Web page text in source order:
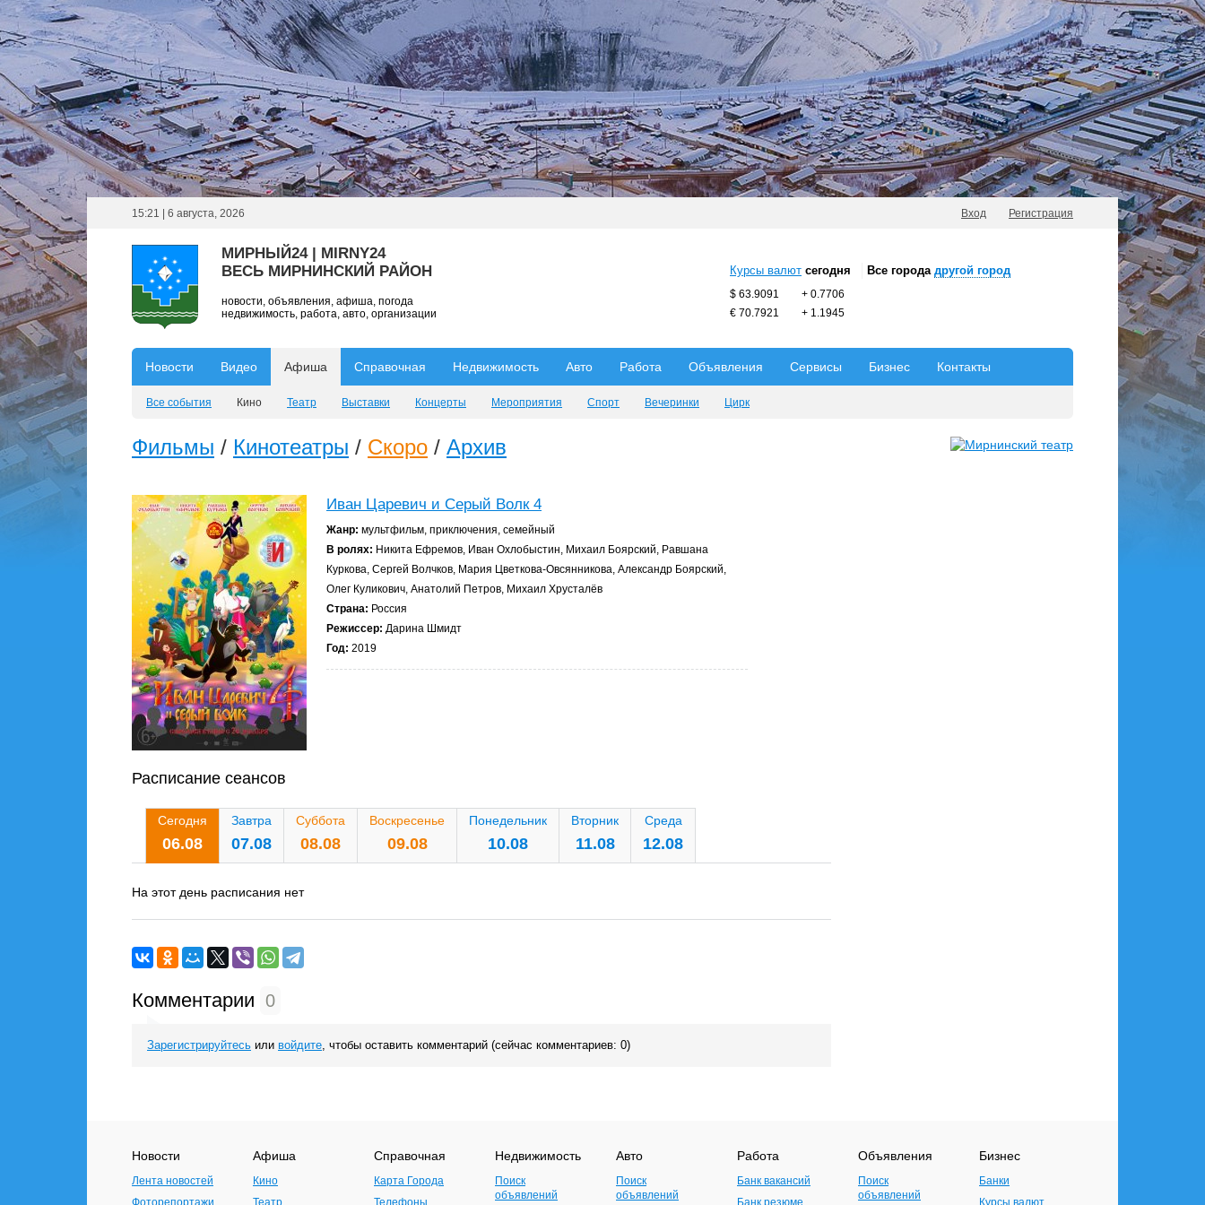
15:21 | 6 августа, 2026 Вход Регистрация
МИРНЫЙ24 | MIRNY24
ВЕСЬ МИРНИНСКИЙ РАЙОН
новости, объявления, афиша, погода
недвижимость, работа, авто, организации
Все города другой город
Курсы валют сегодня
$ 63.9091 + 0.7706
€ 70.7921
+ 1.1945
Новости Видео Афиша Справочная Недвижимость Авто Работа Объявления Сервисы Бизнес Контакты
Все события Кино Театр Выставки Концерты Мероприятия Спорт Вечеринки Цирк
Фильмы / Кинотеатры / Скоро / Архив
Иван Царевич и Серый Волк 4
Жанр: мультфильм, приключения, семейный
В ролях: Никита Ефремов, Иван Охлобыстин, Михаил Боярский, Равшана
Куркова, Сергей Волчков, Мария Цветкова-Овсянникова, Александр Боярский,
Олег Куликович, Анатолий Петров, Михаил Хрусталёв
Страна: Россия
Режиссер: Дарина Шмидт
Год: 2019
Расписание сеансов
Сегодня
06.08
Завтра
07.08
Суббота
08.08
Воскресенье
09.08
Понедельник
10.08
Вторник
11.08
Среда
12.08
На этот день расписания нет
Комментарии 0
Зарегистрируйтесь или войдите, чтобы оставить комментарий (сейчас комментариев: 0)
Новости
Лента новостей
Фоторепортажи
Афиша
Кино
Театр
Справочная
Карта Города
Телефоны
Недвижимость
Поиск
объявлений
Авто
Поиск
объявлений
Работа
Банк вакансий
Банк резюме
Объявления
Поиск
объявлений
Бизнес
Банки
Курсы валют